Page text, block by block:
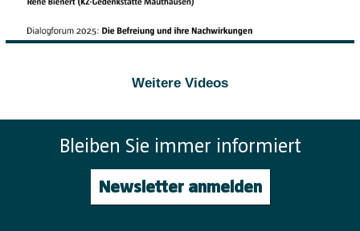
Weitere Videos
Bleiben Sie immer informiert
Newsletter anmelden